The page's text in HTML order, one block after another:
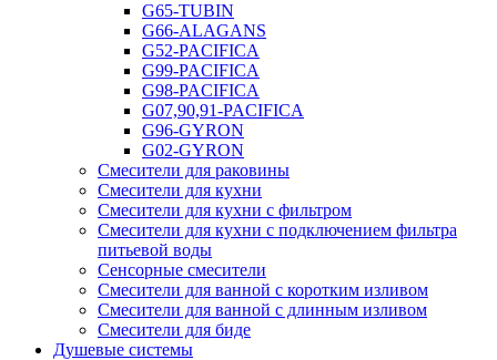
G65-TUBIN
G66-ALAGANS
G52-PACIFICA
G99-PACIFICA
G98-PACIFICA
G07,90,91-PACIFICA
G96-GYRON
G02-GYRON
Смесители для раковины
Смесители для кухни
Смесители для кухни с фильтром
Смесители для кухни с подключением фильтра
питьевой воды
Сенсорные смесители
Смесители для ванной с коротким изливом
Смесители для ванной с длинным изливом
Смесители для биде
Душевые системы